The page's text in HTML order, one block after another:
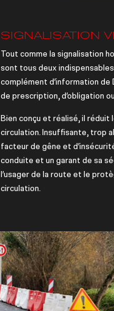
SIGNALISATION
Tout comme la signalisation
sont tous deux
complément d’information de
de prescription, d’obligation
Bien conçu et réalisé, il réduit
circulation. Insuffisante, trop
facteur de gêne et
conduite et un garant de sa
l’usager de la route et le
circulation.